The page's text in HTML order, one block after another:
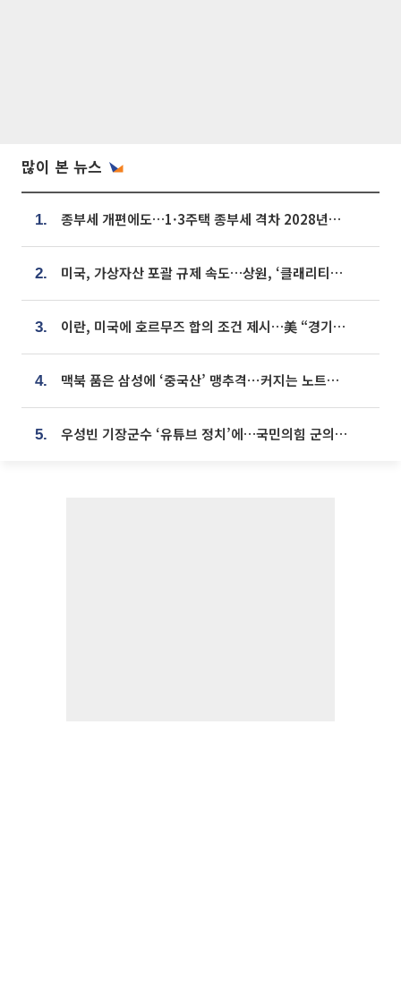
많이 본 뉴스
1. 종부세 개편에도…1·3주택 종부세 격차 2028년부터 확대
2. 미국, 가상자산 포괄 규제 속도…상원, ‘클래리티법’ 9월 절차투표 추진
3. 이란, 미국에 호르무즈 합의 조건 제시…美 “경기 아직 안 끝나” [종합]
4. 맥북 품은 삼성에 ‘중국산’ 맹추격⋯커지는 노트북 OLED 시장
5. 우성빈 기장군수 ‘유튜브 정치’에…국민의힘 군의원들 집단 반발